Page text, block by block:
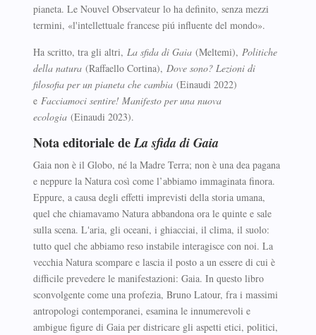
pianeta. Le Nouvel Observateur lo ha definito, senza mezzi
termini, «l'intellettuale francese piú influente del mondo».
Ha scritto, tra gli altri, La sfida di Gaia(Meltemi), Politiche
della natura(Raffaello Cortina), Dove sono? Lezioni di
filosofia per un pianeta che cambia(Einaudi 2022)
e Facciamoci sentire! Manifesto per una nuova
ecologia(Einaudi 2023).
Nota editoriale deLa sfida di Gaia
Gaia non è il Globo, né la Madre Terra; non è una dea pagana
e neppure la Natura così come l’abbiamo immaginata finora.
Eppure, a causa degli effetti imprevisti della storia umana,
quel che chiamavamo Natura abbandona ora le quinte e sale
sulla scena. Lʻaria, gli oceani, i ghiacciai, il clima, il suolo:
tutto quel che abbiamo reso instabile interagisce con noi. La
vecchia Natura scompare e lascia il posto a un essere di cui è
difficile prevedere le manifestazioni: Gaia. In questo libro
sconvolgente come una profezia, Bruno Latour, fra i massimi
antropologi contemporanei, esamina le innumerevoli e
ambigue figure di Gaia per districare gli aspetti etici, politici,